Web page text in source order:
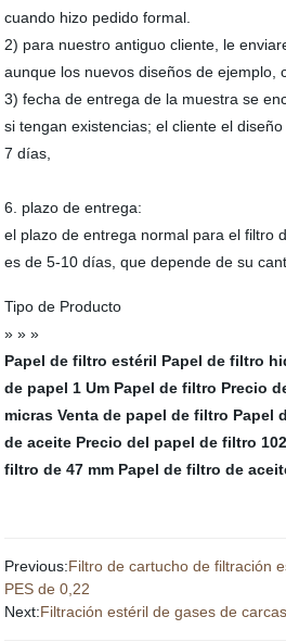
cuando hizo pedido formal.
2) para nuestro antiguo cliente, le
aunque los nuevos diseños de ejemplo,
3) fecha de entrega de la muestra se
si tengan existencias; el cliente el
7 días,
6. plazo de entrega:
el plazo de entrega normal para el filtro
es de 5-10 días, que depende de su
Tipo de Producto
» » »
Papel de filtro estéril Papel de filtro
de papel 1 Um Papel de filtro Precio
micras Venta de papel de filtro Papel
de aceite Precio del papel de filtro
filtro de 47 mm Papel de filtro de
Previous:Filtro de cartucho de filtración
PES de 0,22
Next:Filtración estéril de gases de